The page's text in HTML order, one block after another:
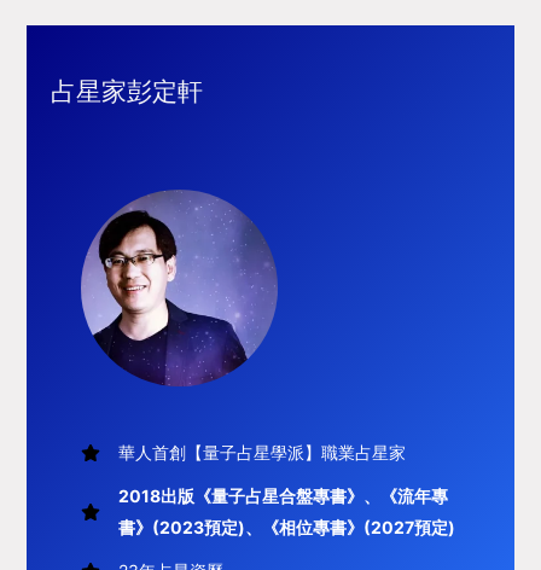
占星家彭定軒
華人首創【量子占星學派】職業占星家
2018出版《量子占星合盤專書》、《流年專
書》(2023預定)、《相位專書》(2027預定)